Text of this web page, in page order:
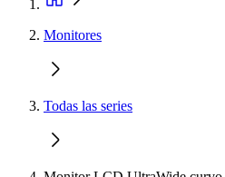
Monitores
Todas las series